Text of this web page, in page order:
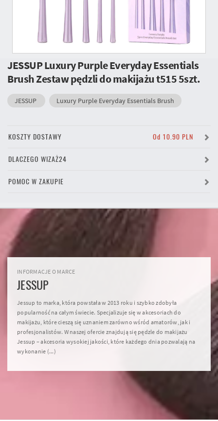
JESSUP Luxury Purple Everyday Essentials
Brush Zestaw pędzli do makijażu t515 5szt.
JESSUP Luxury Purple Everyday Essentials Brush
KOSZTY DOSTAWY Od 10.90 PLN
DLACZEGO WIZAŻ24
POMOC W ZAKUPIE
INFORMACJE O MARCE
JESSUP
Jessup to marka, która powstała w 2013 roku i szybko zdobyła
popularność na całym świecie. Specjalizuje się w akcesoriach do
makijażu, które cieszą się uznaniem zarówno wśród amatorów, jak i
profesjonalistów. W naszej ofercie znajdują się pędzle do makijażu
Jessup – akcesoria wysokiej jakości, które każdego dnia pozwalają na
wykonanie (...)